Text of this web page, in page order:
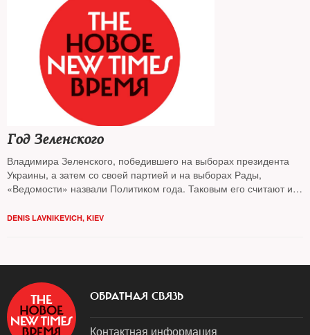
Год Зеленского
Владимира Зеленского, победившего на выборах президента
Украины, а затем со своей партией и на выборах Рады,
«Ведомости» назвали Политиком года. Таковым его считают и
теряет популярность, разбирался корреспондент
DENIS LAVNIKEVICH, KIEV
ОБРАТНАЯ СВЯЗЬ
Контактная информация